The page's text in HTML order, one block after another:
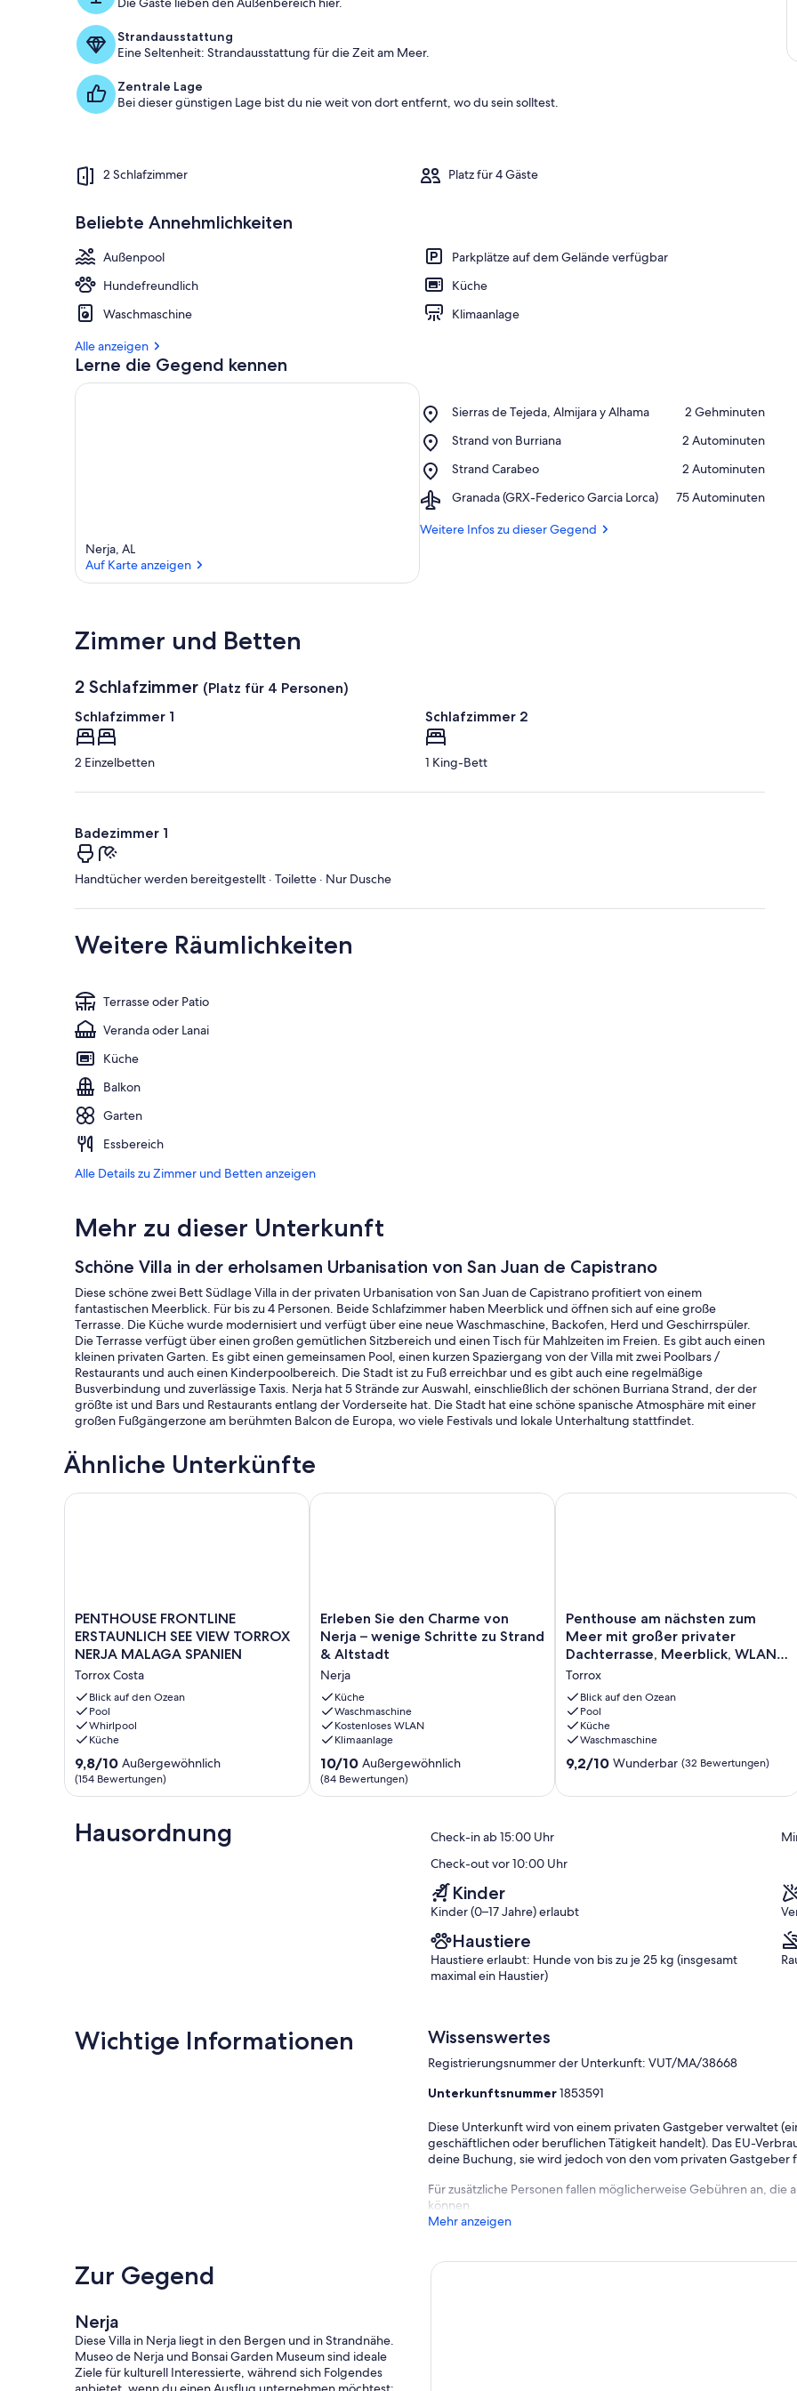
Strandausstattung
Eine Seltenheit: Strandausstattung für die Zeit am Meer.
Zentrale Lage
Bei dieser günstigen Lage bist du nie weit von dort entfernt, wo du sein solltest.
2 Schlafzimmer Platz für 4 Gäste
Beliebte Annehmlichkeiten
Außenpool
Parkplätze auf dem Gelände verfügbar
Hundefreundlich
Küche
Waschmaschine
Klimaanlage
Alle anzeigen
Lerne die Gegend kennen
Nerja, AL
Auf Karte anzeigen
Sierras de Tejeda, Almijara y Alhama
Place,
de
Almijara
y
Alhama
‪2 Gehminuten‬
Strand von Burriana
Place,
von
‪2 Autominuten‬
Strand Carabeo
Place,
Carabeo
‪2 Autominuten‬
Granada (GRX-Federico Garcia Lorca)
Airport,
(GRX-
‪75 Autominuten‬
Weitere Infos zu dieser Gegend
Zimmer und Betten
2 Schlafzimmer (Platz für 4 Personen)
Schlafzimmer 1
2 Einzelbetten
Schlafzimmer 2
1 King-Bett
Badezimmer 1
Handtücher werden bereitgestellt · Toilette · Nur Dusche
Weitere Räumlichkeiten
Terrasse oder Patio
Veranda oder Lanai
Küche
Balkon
Garten
Essbereich
Alle Details zu Zimmer und Betten anzeigen
Mehr zu dieser Unterkunft
Schöne Villa in der erholsamen Urbanisation von San Juan de Capistrano
Diese schöne zwei Bett Südlage Villa in der privaten Urbanisation von San Juan de Capistrano profitiert von einem
fantastischen Meerblick. Für bis zu 4 Personen. Beide Schlafzimmer haben Meerblick und öffnen sich auf eine große
Terrasse. Die Küche wurde modernisiert und verfügt über eine neue Waschmaschine, Backofen, Herd und Geschirrspüler.
Die Terrasse verfügt über einen großen gemütlichen Sitzbereich und einen Tisch für Mahlzeiten im Freien. Es gibt auch einen
kleinen privaten Garten. Es gibt einen gemeinsamen Pool, einen kurzen Spaziergang von der Villa mit zwei Poolbars /
Restaurants und auch einen Kinderpoolbereich. Die Stadt ist zu Fuß erreichbar und es gibt auch eine regelmäßige
Busverbindung und zuverlässige Taxis. Nerja hat 5 Strände zur Auswahl, einschließlich der schönen Burriana Strand, der der
größte ist und Bars und Restaurants entlang der Vorderseite hat. Die Stadt hat eine schöne spanische Atmosphäre mit einer
großen Fußgängerzone am berühmten Balcon de Europa, wo viele Festivals und lokale Unterhaltung stattfindet.
Ähnliche Unterkünfte
PENTHOUSE
FRONTLINE
ERSTAUNLICH
SEE
VIEW
TORROX
NERJA
MALAGA
SPANIEN
Torrox
Costa
PENTHOUSE FRONTLINE
ERSTAUNLICH SEE VIEW TORROX
NERJA MALAGA SPANIEN
Torrox Costa
Blick auf den Ozean
Pool
Whirlpool
Küche
9.8
von
10,
(154
Bewertungen)
9,8/10 Außergewöhnlich
(154 Bewertungen)
PENTHOUSE FRONTLINE ERSTAUNLICH SEE VIEW TORROX NERJA MALAGA SPANIEN
Erleben
Sie
den
Charme
von
Nerja
–
wenige
Schritte
zu
Strand
&
Erleben Sie den Charme von
Nerja – wenige Schritte zu Strand
& Altstadt
Nerja
Küche
Waschmaschine
Kostenloses WLAN
Klimaanlage
10.0
von
10,
10/10 Außergewöhnlich
(84 Bewertungen)
Erleben Sie den Charme von Nerja – wenige Schritte zu Strand & Altstadt
Penthouse
am
nächsten
zum
Meer
mit
großer
privater
Dachterrasse,
Meerblick,
und
Penthouse am nächsten zum
Meer mit großer privater
Dachterrasse, Meerblick, WLAN
und Garage
Torrox
Blick auf den Ozean
Pool
Küche
Waschmaschine
9.2
10,
9,2/10 Wunderbar (32 Bewertungen)
Penthouse am nächsten zum Meer
Hausordnung Check-in ab 15:00 Uhr
Check-out vor 10:00 Uhr
Kinder
Kinder (0–17 Jahre) erlaubt
Haustiere
Haustiere erlaubt: Hunde von bis zu je 25 kg (insgesamt
maximal ein Haustier)
Wichtige Informationen Wissenswertes
Registrierungsnummer der Unterkunft: VUT/MA/38668
Unterkunftsnummer1853591
Diese Unterkunft wird von einem privaten Gastgeber verwaltet
geschäftlichen oder beruflichen Tätigkeit handelt). Das EU-
deine Buchung, sie wird jedoch von den vom privaten
Für zusätzliche Personen fallen möglicherweise Gebühren an,
können.
Mehr anzeigen
Zur Gegend
Nerja
Diese Villa in Nerja liegt in den Bergen und in Strandnähe.
Museo de Nerja und Bonsai Garden Museum sind ideale
Ziele für kulturell Interessierte, während sich Folgendes